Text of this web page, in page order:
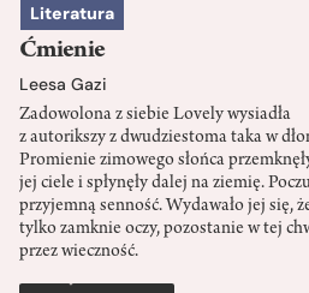
Literatura
Ćmienie
Leesa Gazi
Zadowolona z siebie Lovely wysiadła
z autorikszy z dwudziestoma taka w
Promienie zimowego słońca
jej ciele i spłynęły dalej na ziemię.
przyjemną senność. Wydawało jej się,
tylko zamknie oczy, pozostanie w tej
przez wieczność.